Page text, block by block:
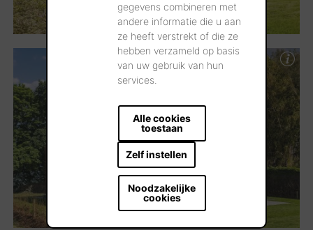
gegevens combineren met
andere informatie die u aan
ze heeft verstrekt of die ze
hebben verzameld op basis
van uw gebruik van hun
services.
Alle cookies
toestaan
Zelf instellen
Noodzakelijke
cookies